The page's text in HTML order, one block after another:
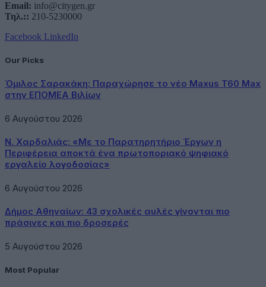
Email: info@citygen.gr
Τηλ.:: 210-5230000
Facebook LinkedIn
Our Picks
Όμιλος Σαρακάκη: Παραχώρησε το νέο Maxus T60 Max
στην ΕΠΟΜΕΑ Βιλίων
6 Αυγούστου 2026
Ν. Χαρδαλιάς: «Με το Παρατηρητήριο Έργων η
Περιφέρεια αποκτά ένα πρωτοποριακό ψηφιακό
εργαλείο λογοδοσίας»
6 Αυγούστου 2026
Δήμος Αθηναίων: 43 σχολικές αυλές γίνονται πιο
πράσινες και πιο δροσερές
5 Αυγούστου 2026
Most Popular